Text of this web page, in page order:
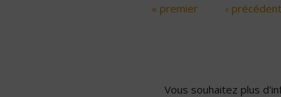
« premier ‹ précédent
Vous souhaitez plus